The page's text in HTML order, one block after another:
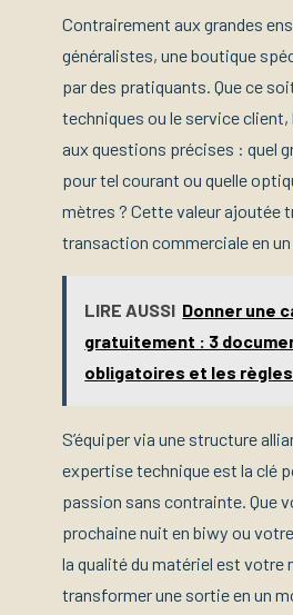
Contrairement aux grandes
généralistes, une boutique
par des pratiquants. Que ce
techniques ou le service client,
aux questions précises : quel
pour tel courant ou quelle
mètres ? Cette valeur ajoutée
transaction commerciale en un
LIRE AUSSI Donner une
gratuitement : 3
obligatoires et les
S’équiper via une structure
expertise technique est la clé
passion sans contrainte. Que
prochaine nuit en biwy ou
la qualité du matériel est votre
transformer une sortie en un